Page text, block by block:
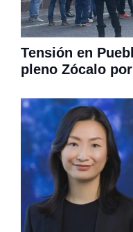
Tensión en
pleno Zócalo